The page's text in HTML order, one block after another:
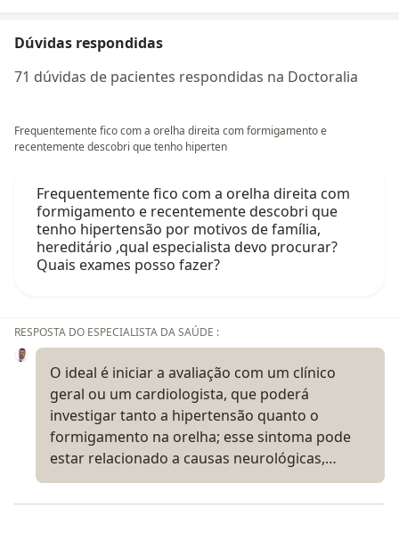
Dúvidas respondidas
71 dúvidas de pacientes respondidas na Doctoralia
Frequentemente fico com a orelha direita com formigamento e
recentemente descobri que tenho hiperten
Frequentemente fico com a orelha direita com
formigamento e recentemente descobri que
tenho hipertensão por motivos de família,
hereditário ,qual especialista devo procurar?
Quais exames posso fazer?
RESPOSTA DO ESPECIALISTA DA SAÚDE :
O ideal é iniciar a avaliação com um clínico
geral ou um cardiologista, que poderá
investigar tanto a hipertensão quanto o
formigamento na orelha; esse sintoma pode
estar relacionado a causas neurológicas,…